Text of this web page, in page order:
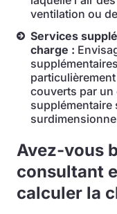
ventilation ou
Services
charge :
couverts par
supplémentaire
Avez-vous
consultant
calculer la